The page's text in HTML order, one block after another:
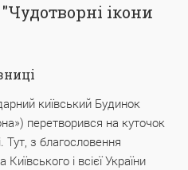
ікони
київський Будинок
перетворився на куточок
Тут, з благословення
і всієї України